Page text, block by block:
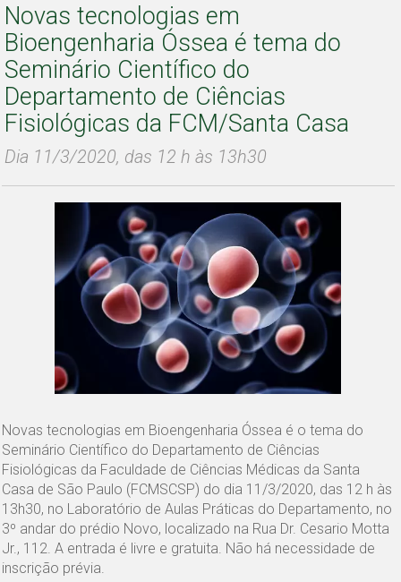
Novas tecnologias em
Bioengenharia Óssea é tema do
Seminário Científico do
Departamento de Ciências
Fisiológicas da FCM/Santa Casa
Dia 11/3/2020, das 12 h às 13h30
Novas tecnologias em Bioengenharia Óssea é o tema do
Seminário Científico do Departamento de Ciências
Fisiológicas da Faculdade de Ciências Médicas da Santa
Casa de São Paulo (FCMSCSP) do dia 11/3/2020, das 12 h às
13h30, no Laboratório de Aulas Práticas do Departamento, no
3º andar do prédio Novo, localizado na Rua Dr. Cesario Motta
Jr., 112. A entrada é livre e gratuita. Não há necessidade de
inscrição prévia.